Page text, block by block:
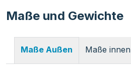
Maße und Gewichte
Maße Außen Maße innen